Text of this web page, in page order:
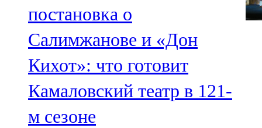
постановка о
Салимжанове и «Дон
Кихот»: что готовит
Камаловский театр в 121-
м сезоне